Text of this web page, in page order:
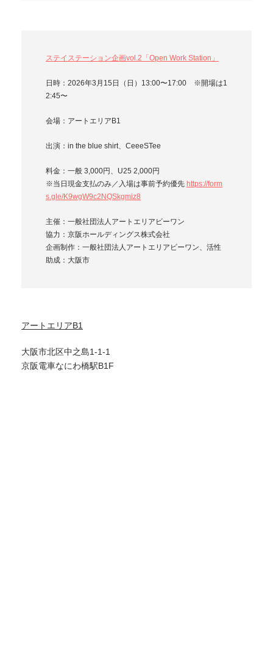
ステイステーション企画vol.2「Open Work Station」
日時：2026年3月15日（日）13:00〜17:00 ※開場は1
2:45〜
会場：アートエリアB1
出演：in the blue shirt、CeeeSTee
料金：一般 3,000円、U25 2,000円
※当日現金支払のみ／入場は事前予約優先 https://form
s.gle/K9wgW9c2NQSkgmiz8
主催：一般社団法人アートエリアビーワン
協力：京阪ホールディングス株式会社
企画制作：一般社団法人アートエリアビーワン、活性
助成：大阪市
アートエリアB1
大阪市北区中之島1-1-1
京阪電車なにわ橋駅B1F